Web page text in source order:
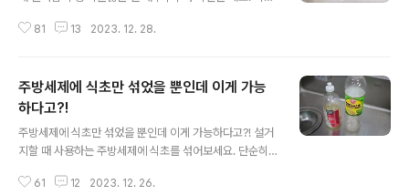
전에 예방하는 거죠. 그래서 저는 이 방법을 써요! 세면대는
배수구에 특급 처방을 해요. 특급 처방 비법은 바로 식초와
뜨거운물! 생각보다 너무 간단하죠? ㅎㅎ 물 500ml를 끓
여서 살짝 식혀주세요. (너무 뜨거운 온도의 물은 배수관 경
화를 일으킬 수 있음 주의) 식초는 200ml면 충분해요~ 살
아 붓지 않고 찔끔찔끔, 쪼르륵 조금씩 나눠서 부어야 효과
81 13 2023. 12. 28.
주방세제에 식초만 섞었을 뿐인데 이게 가능
하다고?!
주방세제에 식초만 섞었을 뿐인데 이게 가능하다고?! 설거
지할 때 사용하는 주방세제에 식초를 섞어보세요. 단순히
결할 수 있답니다. 지금 바로 그 이유를 공개할게요! 집집마
61 12 2023. 12. 26.